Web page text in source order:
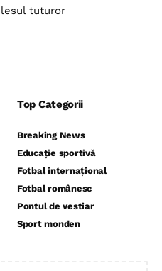
tuturor
Top Categorii
Breaking News
Educație sportivă
Fotbal internațional
Fotbal românesc
Pontul de vestiar
Sport monden